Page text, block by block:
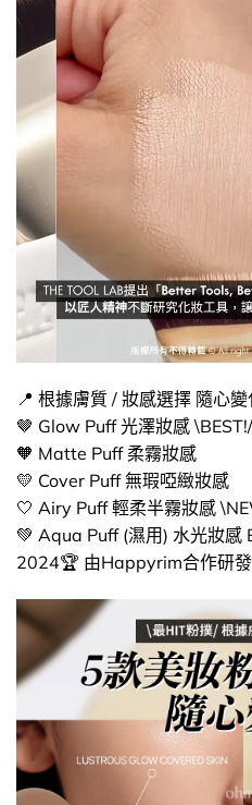
📍​ 根據膚質 / 妝感選擇 隨心變
🤎​ Glow Puff 光澤妝感 \BEST!/
🧡​ Matte Puff 柔霧妝感
💛​ Cover Puff 無瑕啞緻妝感
🤍​ Airy Puff 輕柔半霧妝感
💚 Aqua Puff (濕用) 水光妝感
2024🏆 由Happyrim合作研發